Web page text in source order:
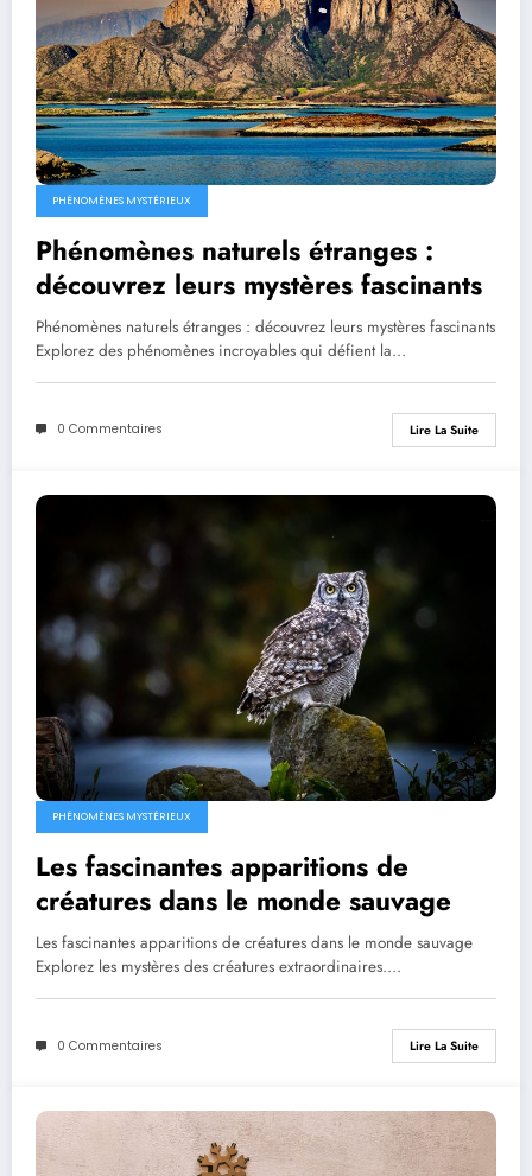
PHÉNOMÈNES MYSTÉRIEUX
Phénomènes naturels étranges :
découvrez leurs mystères fascinants
Phénomènes naturels étranges : découvrez leurs mystères fascinants
Explorez des phénomènes incroyables qui défient la…
0 Commentaires Lire La Suite
PHÉNOMÈNES MYSTÉRIEUX
Les fascinantes apparitions de
créatures dans le monde sauvage
Les fascinantes apparitions de créatures dans le monde sauvage
Explorez les mystères des créatures extraordinaires.…
0 Commentaires Lire La Suite